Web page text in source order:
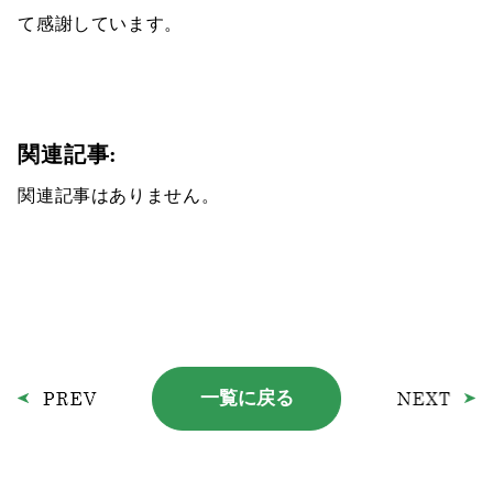
て感謝しています。
関連記事:
関連記事はありません。
一覧に戻る